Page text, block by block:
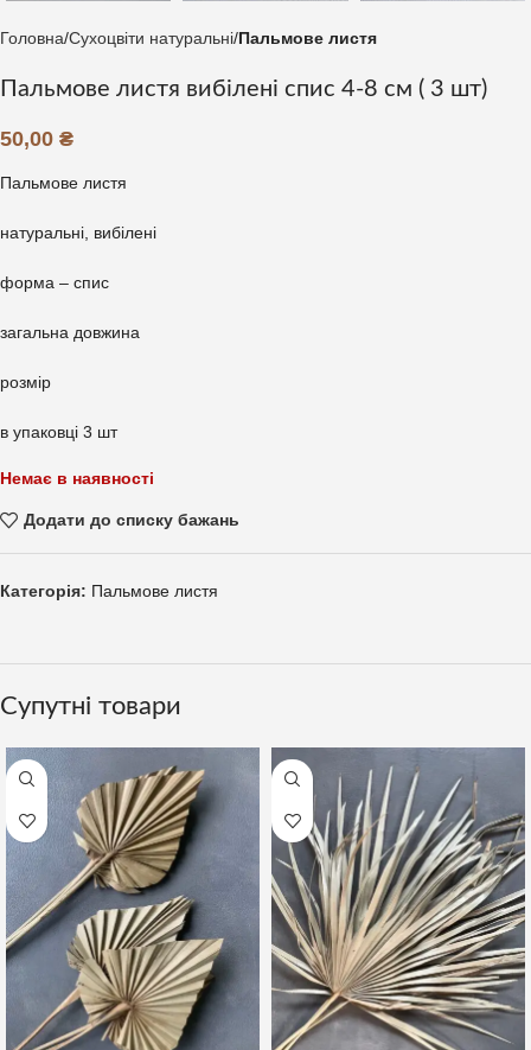
Головна Сухоцвіти натуральні Пальмове листя
Пальмове листя вибілені спис 4-8 см ( 3 шт)
50,00 ₴
Пальмове листя
натуральні, вибілені
форма – спис
загальна довжина
розмір
в упаковці 3 шт
Немає в наявності
Додати до списку бажань
Категорія: Пальмове листя
Супутні товари